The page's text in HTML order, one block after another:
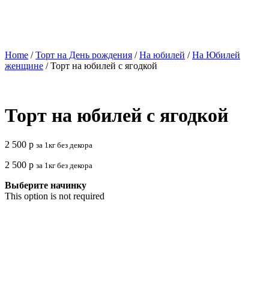
Home /Торт на День рождения /На юбилей /На Юбилей
женщине / Торт на юбилей с ягодкой
Торт на юбилей с ягодкой
2 500 р за 1кг без декора
2 500 р за 1кг без декора
Выберите начинку
This option is not required